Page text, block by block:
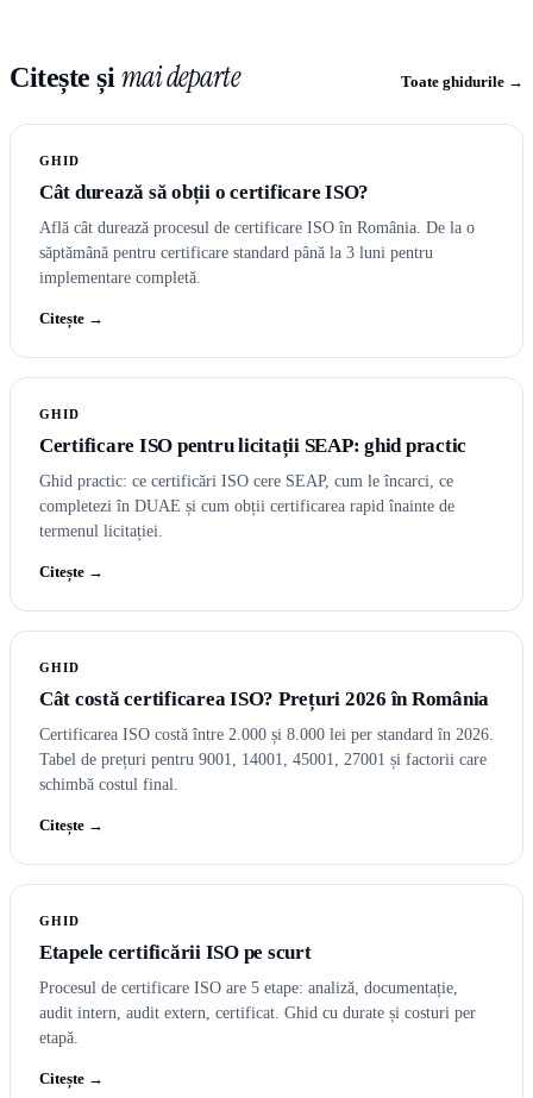
Citește șimai departe Toate ghidurile →
GHID
Cât durează să obții o certificare ISO?
Află cât durează procesul de certificare ISO în România. De la o
săptămână pentru certificare standard până la 3 luni pentru
implementare completă.
Citește →
GHID
Certificare ISO pentru licitații SEAP: ghid practic
Ghid practic: ce certificări ISO cere SEAP, cum le încarci, ce
completezi în DUAE și cum obții certificarea rapid înainte de
termenul licitației.
Citește →
GHID
Cât costă certificarea ISO? Prețuri 2026 în România
Certificarea ISO costă între 2.000 și 8.000 lei per standard în 2026.
Tabel de prețuri pentru 9001, 14001, 45001, 27001 și factorii care
schimbă costul final.
Citește →
GHID
Etapele certificării ISO pe scurt
Procesul de certificare ISO are 5 etape: analiză, documentație,
audit intern, audit extern, certificat. Ghid cu durate și costuri per
etapă.
Citește →